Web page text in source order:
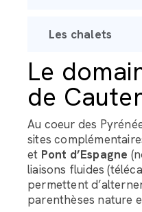
Les chalets
Le
de
Au coeur des
sites
et Pont d’Espagne
liaisons fluides
permettent
parenthèses nature